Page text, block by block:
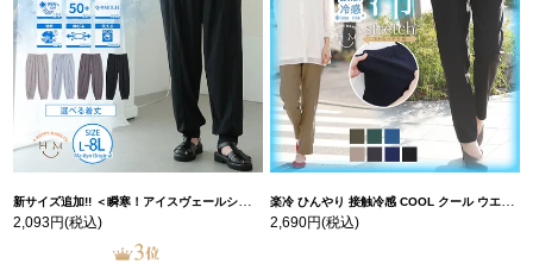
新サイズ追加!! ＜瞬寒！アイスヴェールシリーズ＞ 美脚 ジョガーパンツ 【ウェストゴム】 【ストレッチ】 | 大きいサイズの通販ならハッピーマリリン
2,093円(税込)
楽冷 ひんやり 接触冷感 COOL クール ウエストゴム 楽ちん ストレッチ 美脚 レギパン 【ストレッチ】 | 大きいサイズの通販ならハッピーマリリン
2,690円(税込)